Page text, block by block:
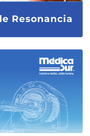
Resonancia